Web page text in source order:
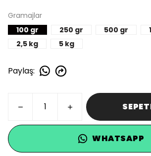
Gramajlar
100 gr
250 gr 500 gr
2,5 kg
5 kg
Paylaş:
WHATSAPP